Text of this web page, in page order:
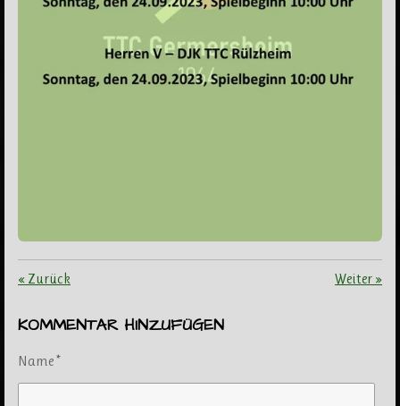
« Zurück Weiter »
KOMMENTAR HINZUFÜGEN
Name *